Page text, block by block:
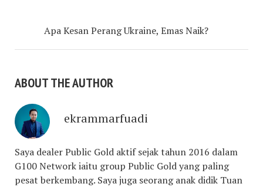
Apa Kesan Perang Ukraine, Emas Naik?
ABOUT THE AUTHOR
ekrammarfuadi
Saya dealer Public Gold aktif sejak tahun 2016 dalam
G100 Network iaitu group Public Gold yang paling
pesat berkembang. Saya juga seorang anak didik Tuan